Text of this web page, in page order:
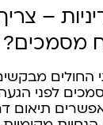
–
מסמכים?
החולים
לפני
תיאום